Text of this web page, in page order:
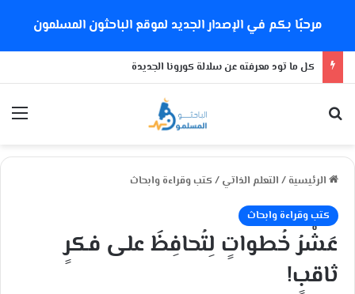
مرحبًا بكم في الإصدار الجديد لموقع الباحثون المسلمون
كل ما تود معرفته عن سلالة كورونا الجديدة
الرئيسية / التعلم الذاتي / كتب وقراءة وابحاث
كتب وقراءة وابحاث
عَشْرُ خُطواتٍ لِتُحافِظَ على فكرٍ
ثاقبٍ!